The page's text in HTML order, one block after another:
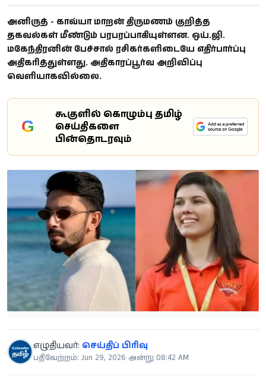
அனிருத் - காவ்யா மாறன் திருமணம் குறித்த
தகவல்கள் மீண்டும் பரபரப்பாகியுள்ளன. ஒய்.ஜி.
மகேந்திரனின் பேச்சால் ரசிகர்களிடையே எதிர்பார்ப்பு
அதிகரித்துள்ளது. அதிகாரப்பூர்வ அறிவிப்பு
வெளியாகவில்லை.
G
கூகுளில் கொழும்பு தமிழ்
செய்திகளை
பின்தொடரவும்
எழுதியவர்: செய்திப் பிரிவு
பதிவேற்றம்: Jun 29, 2026 அன்று 08:42 AM